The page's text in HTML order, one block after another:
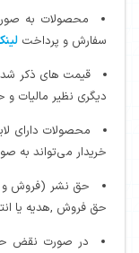
محصولات به
سفارش و پرداخت
قیمت های ذکر
دیگری نظیر مالیات
محصولات دارای
خریدار می‌تواند به
حق نشر (فروش و
حق فروش ,هدیه یا
در صورت نقض